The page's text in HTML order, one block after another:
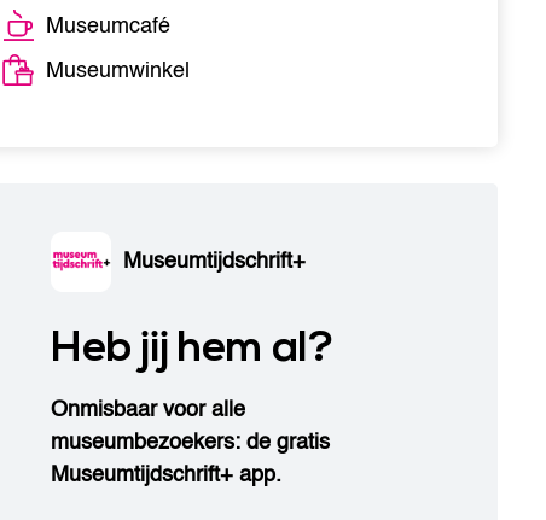
Museumcafé
Museumwinkel
Museumtijdschrift+
Heb jij hem al?
Onmisbaar voor alle
museumbezoekers: de gratis
Museumtijdschrift+ app.